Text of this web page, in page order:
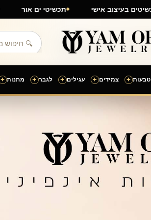
תכשיטי ים אור תכשיטים בעיצוב אישי
טבעות + צמידים + עגילים + לגבר + מתנות +